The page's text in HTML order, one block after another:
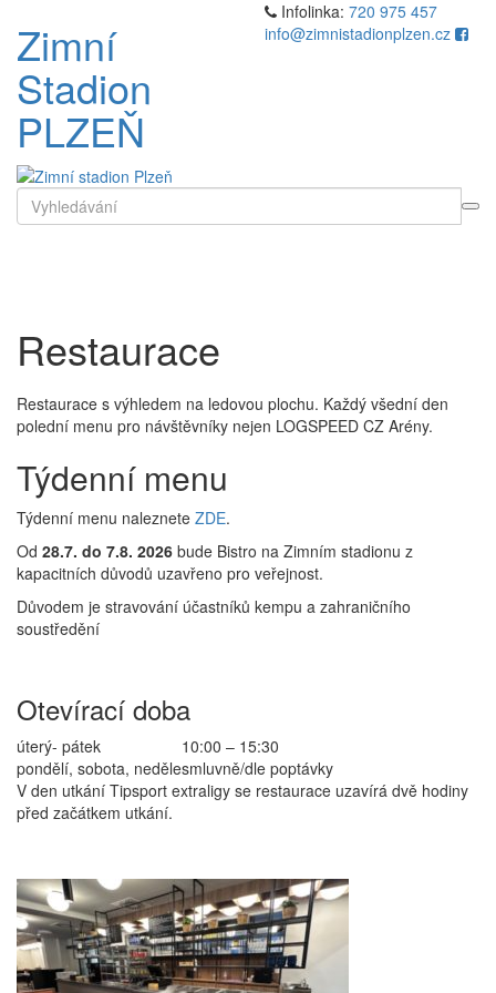
Zimní
Stadion
PLZEŇ
Infolinka: 720 975 457
info@zimnistadionplzen.cz
k
obsahu
webu
Search
for
Restaurace
Restaurace s výhledem na ledovou plochu. Každý všední den
polední menu pro návštěvníky nejen LOGSPEED CZ Arény.
Týdenní menu
Týdenní menu naleznete ZDE.
Od 28.7. do 7.8. 2026 bude Bistro na Zimním stadionu z
kapacitních důvodů uzavřeno pro veřejnost.
Důvodem je stravování účastníků kempu a zahraničního
soustředění
Otevírací doba
úterý- pátek
10:00 – 15:30
pondělí, sobota, nedělesmluvně/dle poptávky
V den utkání Tipsport extraligy se restaurace uzavírá dvě hodiny
před začátkem utkání.